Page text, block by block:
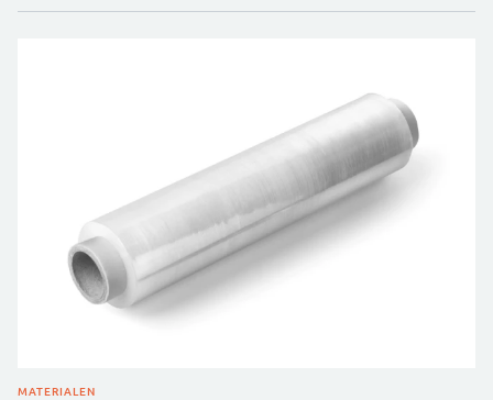
MATERIALEN